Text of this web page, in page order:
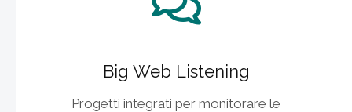
Big Web Listening
Progetti integrati per monitorare le